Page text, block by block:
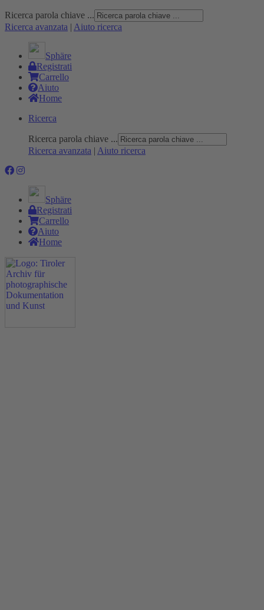
Ricerca parola chiave ...
Ricerca avanzata | Aiuto ricerca
Sphäre
Registrati
Carrello
Aiuto
Home
Ricerca
Ricerca parola chiave ...
Ricerca avanzata | Aiuto ricerca
Sphäre
Registrati
Carrello
Aiuto
Home